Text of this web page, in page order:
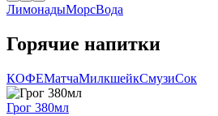
ЛимонадыМорсВода
Горячие напитки
КОФЕМатчаМилкшейкСмузиСок
Грог 380мл